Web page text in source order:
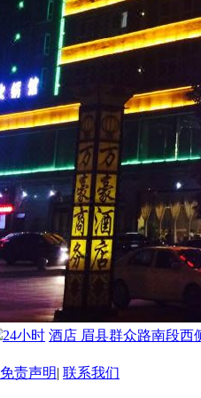
24小时 酒店 眉县群众路南段西
免责声明| 联系我们